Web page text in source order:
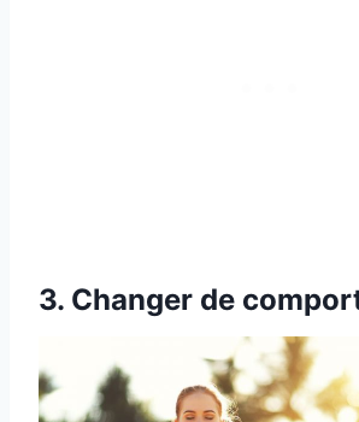
3. Changer de